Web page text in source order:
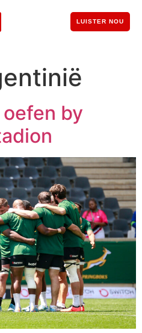
LUISTER NOU
oefen by